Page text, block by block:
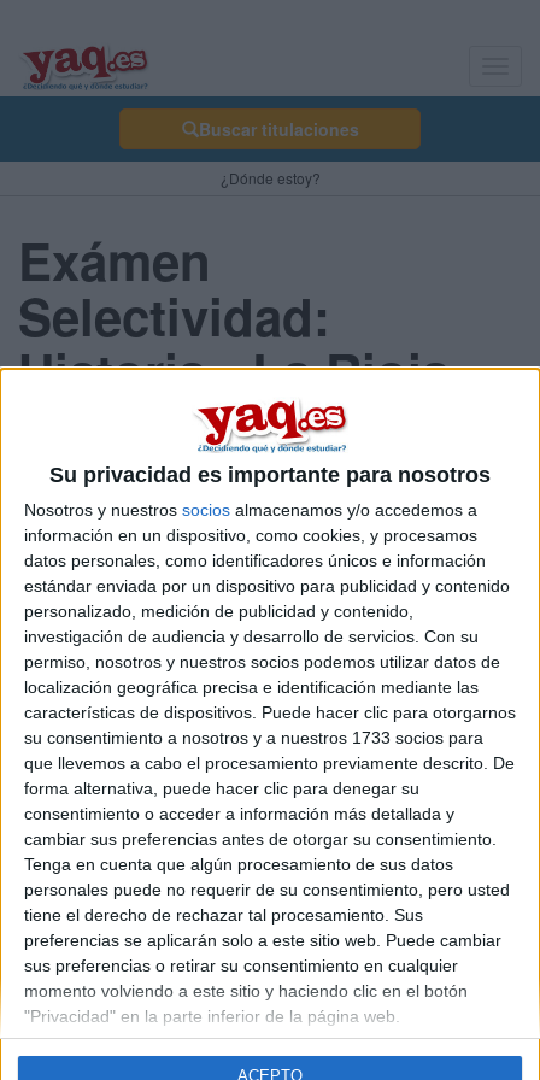
Su privacidad es importante para nosotros
Nosotros y nuestros socios almacenamos y/o accedemos a
información en un dispositivo, como cookies, y procesamos
datos personales, como identificadores únicos e información
estándar enviada por un dispositivo para publicidad y contenido
personalizado, medición de publicidad y contenido,
investigación de audiencia y desarrollo de servicios. Con su
permiso, nosotros y nuestros socios podemos utilizar datos de
localización geográfica precisa e identificación mediante las
características de dispositivos. Puede hacer clic para otorgarnos
su consentimiento a nosotros y a nuestros 1733 socios para
que llevemos a cabo el procesamiento previamente descrito. De
forma alternativa, puede hacer clic para denegar su
consentimiento o acceder a información más detallada y
cambiar sus preferencias antes de otorgar su consentimiento.
Tenga en cuenta que algún procesamiento de sus datos
personales puede no requerir de su consentimiento, pero usted
tiene el derecho de rechazar tal procesamiento. Sus
preferencias se aplicarán solo a este sitio web. Puede cambiar
sus preferencias o retirar su consentimiento en cualquier
momento volviendo a este sitio y haciendo clic en el botón
"Privacidad" en la parte inferior de la página web.
ACEPTO
Buscar titulaciones
¿Dónde estoy?
Exámen
Selectividad:
Historia - La Rioja
2013 Julio
Comunidad:
La Rioja
Año del examen:
2013
Mes de examen:
Julio
Asignatura:
Historia
Fichero Examen:
examen-selectividad-historia-rioja-2013-julio.pdf
Quiénes somos| Contactar| Anúnciate
Aviso legal|Politica de privacidad|Condiciones generales
de cookies
© 2003-2026Compás Mediterráneo S.L.- Diego de León 47 - 28006
Madrid [ESPAÑA] - Tel. +34 91 593 2767